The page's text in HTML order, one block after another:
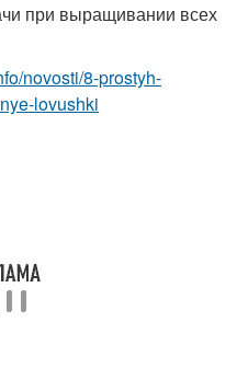
при выращивании всех
novosti/8-prostyh-
lovushki